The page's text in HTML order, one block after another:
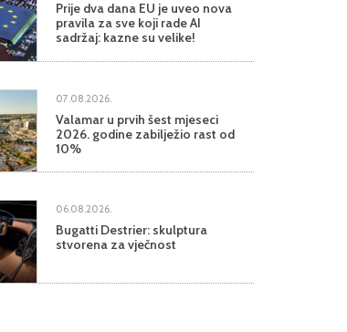
Prije dva dana EU je uveo nova
pravila za sve koji rade AI
sadržaj: kazne su velike!
07.08.2026.
Valamar u prvih šest mjeseci
2026. godine zabilježio rast od
10%
06.08.2026.
Bugatti Destrier: skulptura
stvorena za vječnost